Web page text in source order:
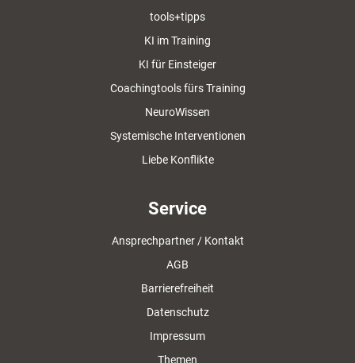
tools+tipps
KI im Training
KI für Einsteiger
Coachingtools fürs Training
NeuroWissen
Systemische Interventionen
Liebe Konflikte
Service
Ansprechpartner / Kontakt
AGB
Barrierefreiheit
Datenschutz
Impressum
Themen